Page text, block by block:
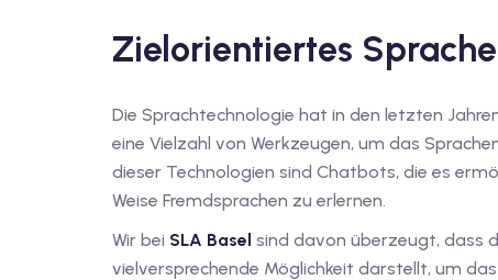
Zielorientiertes
Die Sprachtechnologie hat in den letzten
eine Vielzahl von Werkzeugen, um das
dieser Technologien sind Chatbots, die es
Weise Fremdsprachen zu erlernen.
Wir bei SLA Basel sind davon überzeugt, dass
vielversprechende Möglichkeit darstellt, um